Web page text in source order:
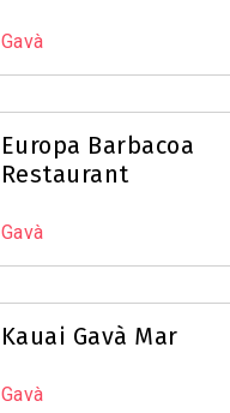
Gavà
Europa Barbacoa
Restaurant
Gavà
Kauai Gavà Mar
Gavà